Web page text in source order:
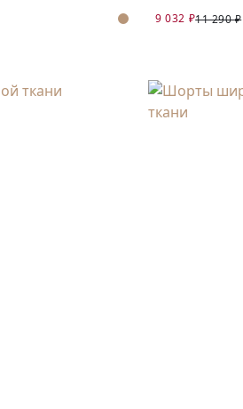
9 032 ₽11 290 ₽